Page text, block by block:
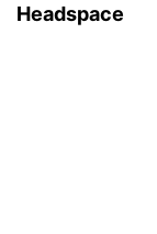
Headspace